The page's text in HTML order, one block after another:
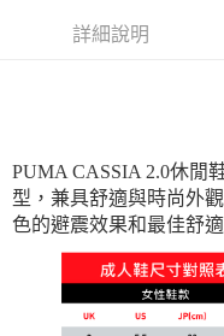
每筆NT$180
詳細說明
PUMA CASSIA 2.0休閒
型，兼具舒適與時尚外
色的避震效果和最佳舒適